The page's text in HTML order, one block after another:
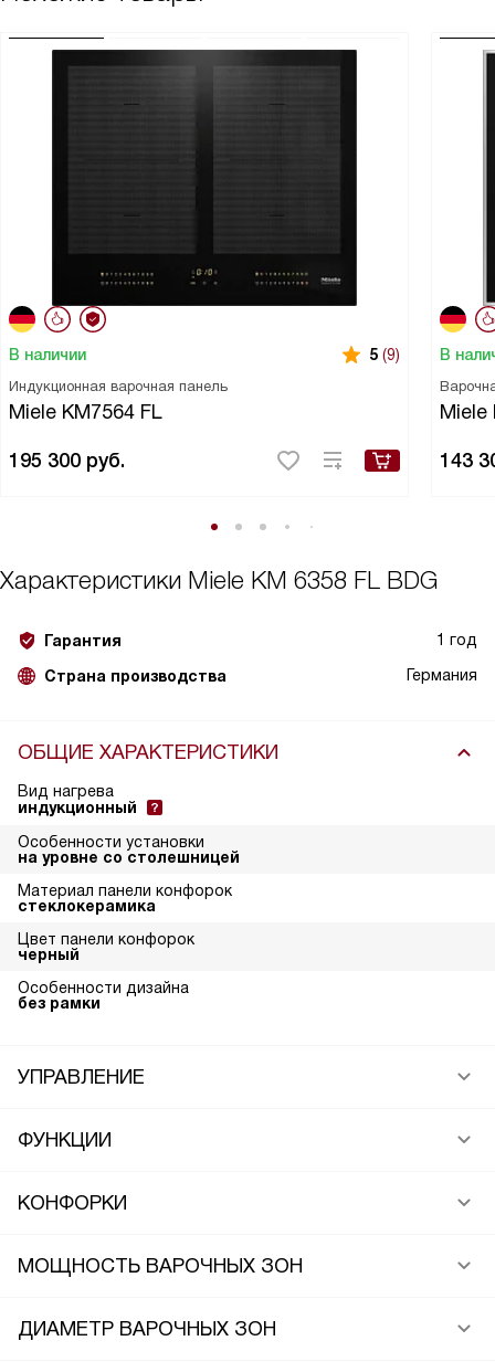
В наличии 5 (9)
Индукционная варочная панель
Miele KM7564 FL
195 300 руб.
В
Miele
143
Характеристики Miele KM 6358 FL BDG
Гарантия 1 год
Страна производства Германия
ОБЩИЕ ХАРАКТЕРИСТИКИ
Вид нагрева
индукционный
Особенности установки
на уровне со столешницей
Материал панели конфорок
стеклокерамика
Цвет панели конфорок
черный
Особенности дизайна
без рамки
УПРАВЛЕНИЕ
ФУНКЦИИ
КОНФОРКИ
МОЩНОСТЬ ВАРОЧНЫХ ЗОН
ДИАМЕТР ВАРОЧНЫХ ЗОН